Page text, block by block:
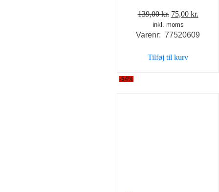
139,00kr. Den
oprindelige
pris
139,00 kr..
75,00 kr.
pris
inkl. moms
Varenr: 77520609
Tilføj til kurv
-54%